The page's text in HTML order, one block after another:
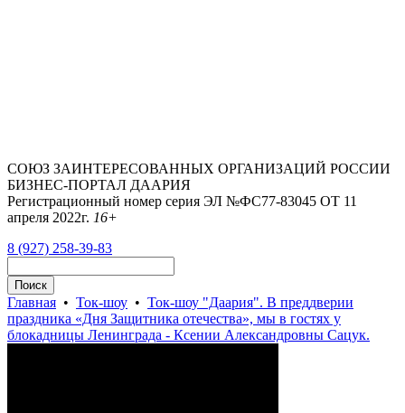
СОЮЗ ЗАИНТЕРЕСОВАННЫХ ОРГАНИЗАЦИЙ РОССИИ
БИЗНЕС-ПОРТАЛ ДААРИЯ
Регистрационный номер серия ЭЛ №ФС77-83045 ОТ 11
апреля 2022г. 16+
8 (927) 258-39-83
Главная • Ток-шоу • Ток-шоу "Даария". В преддверии
праздника «Дня Защитника отечества», мы в гостях у
блокадницы Ленинграда - Ксении Александровны Сацук.